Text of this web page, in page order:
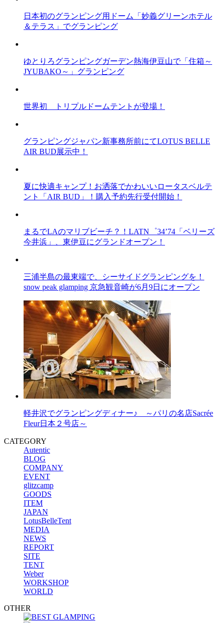
日本初のグランピング用ドーム「妙義グリーンホテル
＆テラス」でグランピング
ゆとりろグランピングガーデン熱海伊豆山で「住箱～
JYUBAKO～」グランピング
世界初 トリプルドームテントが登場！
グランピングジャパン新事務所前にてLOTUS BELLE
AIR BUD展示中！
夏に快適キャンプ！お洒落でかわいいロータスベルテ
ント「AIR BUD」！購入予約先行受付開始！
まるでLAのマリブビーチ？！LATN゜34’74「ベリーズ
今井浜」、東伊豆にグランドオープン！
三浦半島の最東端で、シーサイドグランピングを！
snow peak glamping 京急観音崎が6月9日にオープン
軽井沢でグランピングディナー♪ ～パリの名店Sacrée
Fleur日本２号店～
CATEGORY
Autentic
BLOG
COMPANY
EVENT
glitzcamp
GOODS
ITEM
JAPAN
LotusBelleTent
MEDIA
NEWS
REPORT
SITE
TENT
Weber
WORKSHOP
WORLD
OTHER